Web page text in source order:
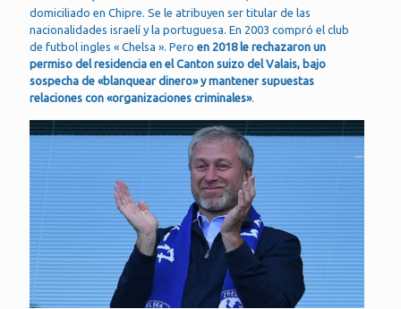
domiciliado en Chipre. Se le atribuyen ser titular de las
nacionalidades israelí y la portuguesa. En 2003 compró el club
de futbol ingles « Chelsa ». Pero en 2018 le rechazaron un
permiso del residencia en el Canton suizo del Valais, bajo
sospecha de «blanquear dinero» y mantener supuestas
relaciones con «organizaciones criminales».